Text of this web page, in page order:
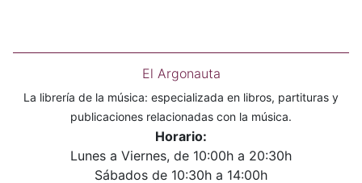
El Argonauta
La librería de la música: especializada en libros, partituras y
publicaciones relacionadas con la música.
Horario:
Lunes a Viernes, de 10:00h a 20:30h
Sábados de 10:30h a 14:00h